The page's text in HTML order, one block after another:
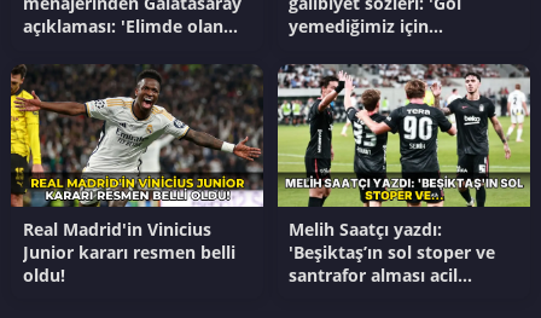
açıklaması: 'Elimde olan
yemediğimiz için
Real Madrid'in Vinicius
Junior kararı resmen belli
oldu!
Melih Saatçı yazdı:
'Beşiktaş’ın sol stoper ve
santrafor alması acil